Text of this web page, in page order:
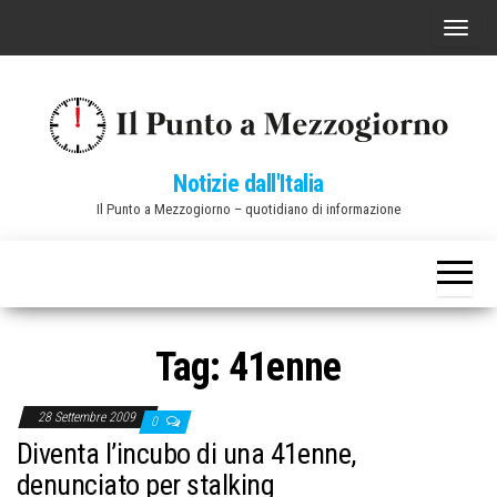
C
a
v
Notizie dall'Italia
Il Punto a Mezzogiorno – quotidiano di informazione
Tag: 41enne
28 Settembre 2009 0
Diventa l’incubo di una 41enne,
denunciato per stalking